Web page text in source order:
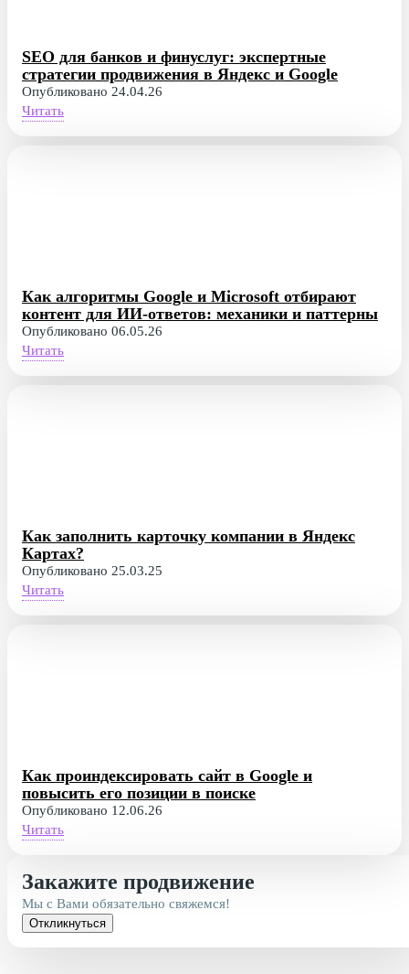
SEO для банков и финуслуг: экспертные
стратегии продвижения в Яндекс и Google
Опубликовано 24.04.26
Читать
Как алгоритмы Google и Microsoft отбирают
контент для ИИ-ответов: механики и паттерны
Опубликовано 06.05.26
Читать
Как заполнить карточку компании в Яндекс
Картах?
Опубликовано 25.03.25
Читать
Как проиндексировать сайт в Google и
повысить его позиции в поиске
Опубликовано 12.06.26
Читать
Закажите продвижение
Мы с Вами обязательно свяжемся!
Откликнуться